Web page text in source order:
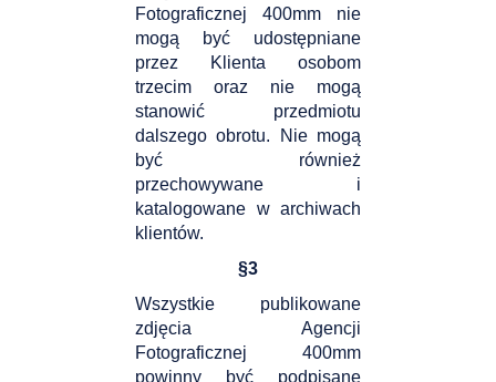
Fotograficznej 400mm nie
mogą być udostępniane
przez Klienta osobom
trzecim oraz nie mogą
stanowić przedmiotu
dalszego obrotu. Nie mogą
być również
przechowywane i
katalogowane w archiwach
klientów.
§3
Wszystkie publikowane
zdjęcia Agencji
Fotograficznej 400mm
powinny być podpisane